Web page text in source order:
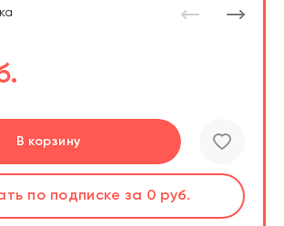
В корзину
В корзине
по подписке за 0 руб.
Перейти
по подписке за 0 руб.
Перейти
по подпискеза 0 руб.